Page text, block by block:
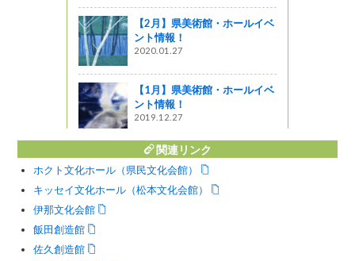
【2月】県美術館・ホールイベ
ント情報！
2020.01.27
【1月】県美術館・ホールイベ
ント情報！
2019.12.27
関連リンク
ホクト文化ホール（県民文化会館）
キッセイ文化ホール（松本文化会館）
伊那文化会館
飯田創造館
佐久創造館